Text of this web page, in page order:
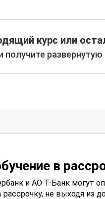
курс или
получите
в
и АО Т-Банк могут
не выходя из